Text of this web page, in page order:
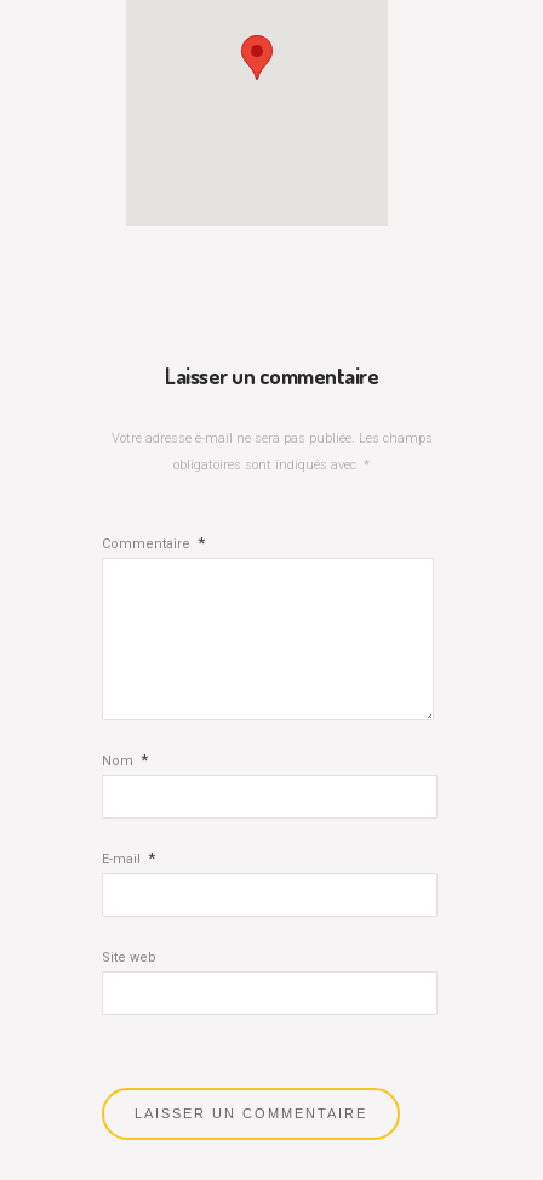
Laisser un commentaire
Votre adresse e-mail ne sera pas publiée. Les champs
obligatoires sont indiqués avec *
Commentaire *
Nom *
E-mail *
Site web